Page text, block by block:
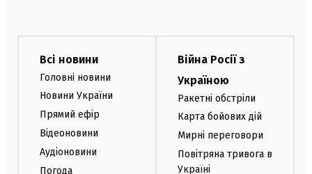
Всі новини
Головні новини
Новини України
Прямий ефір
Відеоновини
Аудіоновини
Погода
Війна Росії з
Україною
Ракетні обстріли
Карта бойових дій
Мирні переговори
Повітряна тривога в
Україні